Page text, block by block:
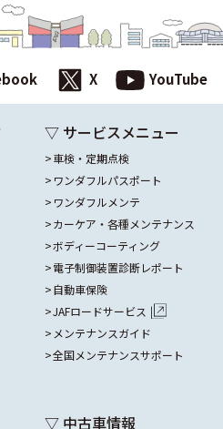
X YouTube
▽ サービスメニュー
車検・定期点検
ワンダフルパスポート
ワンダフルメンテ
カーケア・各種メンテナンス
ボディーコーティング
電子制御装置診断レポート
自動車保険
JAFロードサービス
メンテナンスガイド
全国メンテナンスサポート
▽ 中古車情報